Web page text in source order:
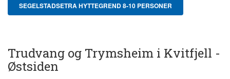
SEGELSTADSETRA HYTTEGREND 8-10 PERSONER
Trudvang og Trymsheim i Kvitfjell -
Østsiden